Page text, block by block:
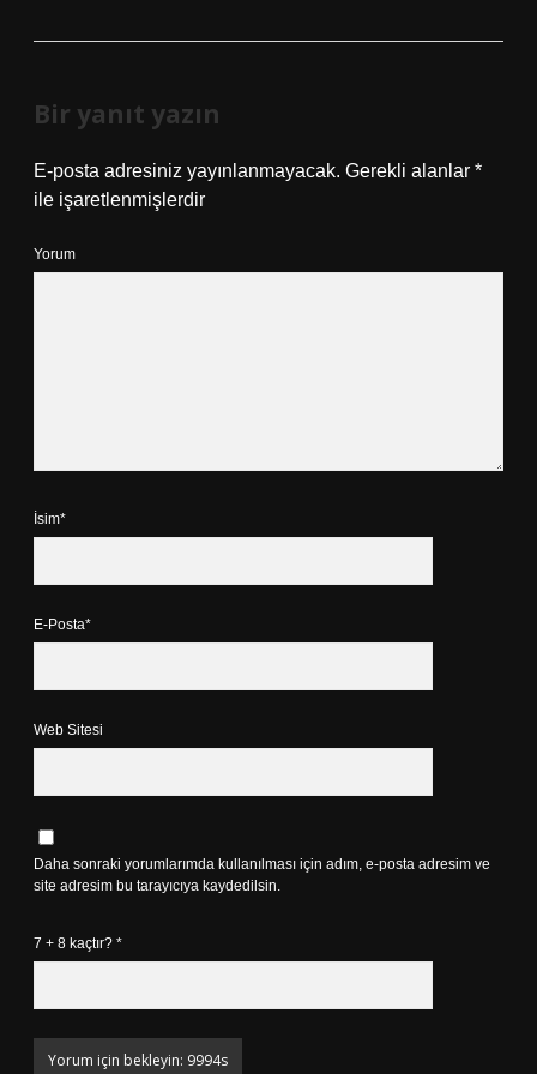
Bir yanıt yazın
E-posta adresiniz yayınlanmayacak. Gerekli alanlar *
ile işaretlenmişlerdir
Yorum
İsim*
E-Posta*
Web Sitesi
Daha sonraki yorumlarımda kullanılması için adım, e-posta adresim ve
site adresim bu tarayıcıya kaydedilsin.
7 + 8 kaçtır? *